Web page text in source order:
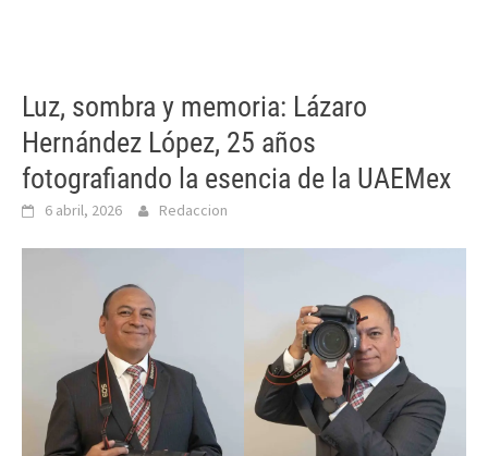
Luz, sombra y memoria: Lázaro
Hernández López, 25 años
fotografiando la esencia de la UAEMex
6 abril, 2026 Redaccion